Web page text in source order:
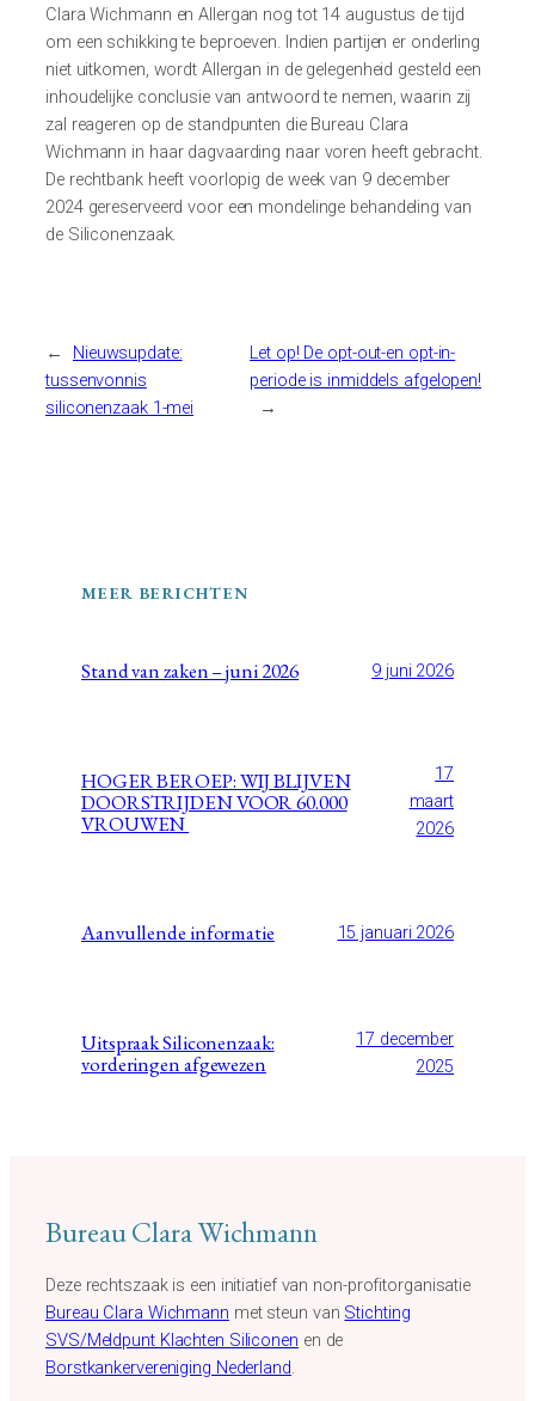
Clara Wichmann en Allergan nog tot 14 augustus de tijd
om een schikking te beproeven. Indien partijen er onderling
niet uitkomen, wordt Allergan in de gelegenheid gesteld een
inhoudelijke conclusie van antwoord te nemen, waarin zij
zal reageren op de standpunten die Bureau Clara
Wichmann in haar dagvaarding naar voren heeft gebracht.
De rechtbank heeft voorlopig de week van 9 december
2024 gereserveerd voor een mondelinge behandeling van
de Siliconenzaak.
←
Nieuwsupdate:
tussenvonnis
siliconenzaak 1-mei
Let op! De opt-out-en opt-in-
periode is inmiddels afgelopen!
→
MEER BERICHTEN
Stand van zaken – juni 2026 9 juni 2026
HOGER BEROEP: WIJ BLIJVEN
DOORSTRIJDEN VOOR 60.000
VROUWEN
17
maart
2026
Aanvullende informatie 15 januari 2026
Uitspraak Siliconenzaak:
vorderingen afgewezen
17 december
2025
Bureau Clara Wichmann
Deze rechtszaak is een initiatief van non-profitorganisatie
Bureau Clara Wichmann met steun van Stichting
SVS/Meldpunt Klachten Siliconen en de
Borstkankervereniging Nederland.